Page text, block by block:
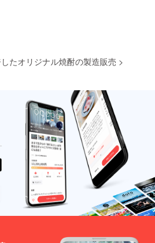
たオリジナル焼酎の製造販売 >